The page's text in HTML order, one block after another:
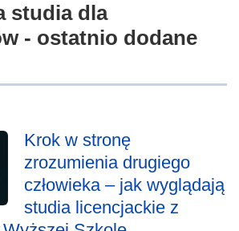
studia dla
- ostatnio dodane
Krok w stronę
zrozumienia drugiego
człowieka – jak wyglądają
studia licencjackie z